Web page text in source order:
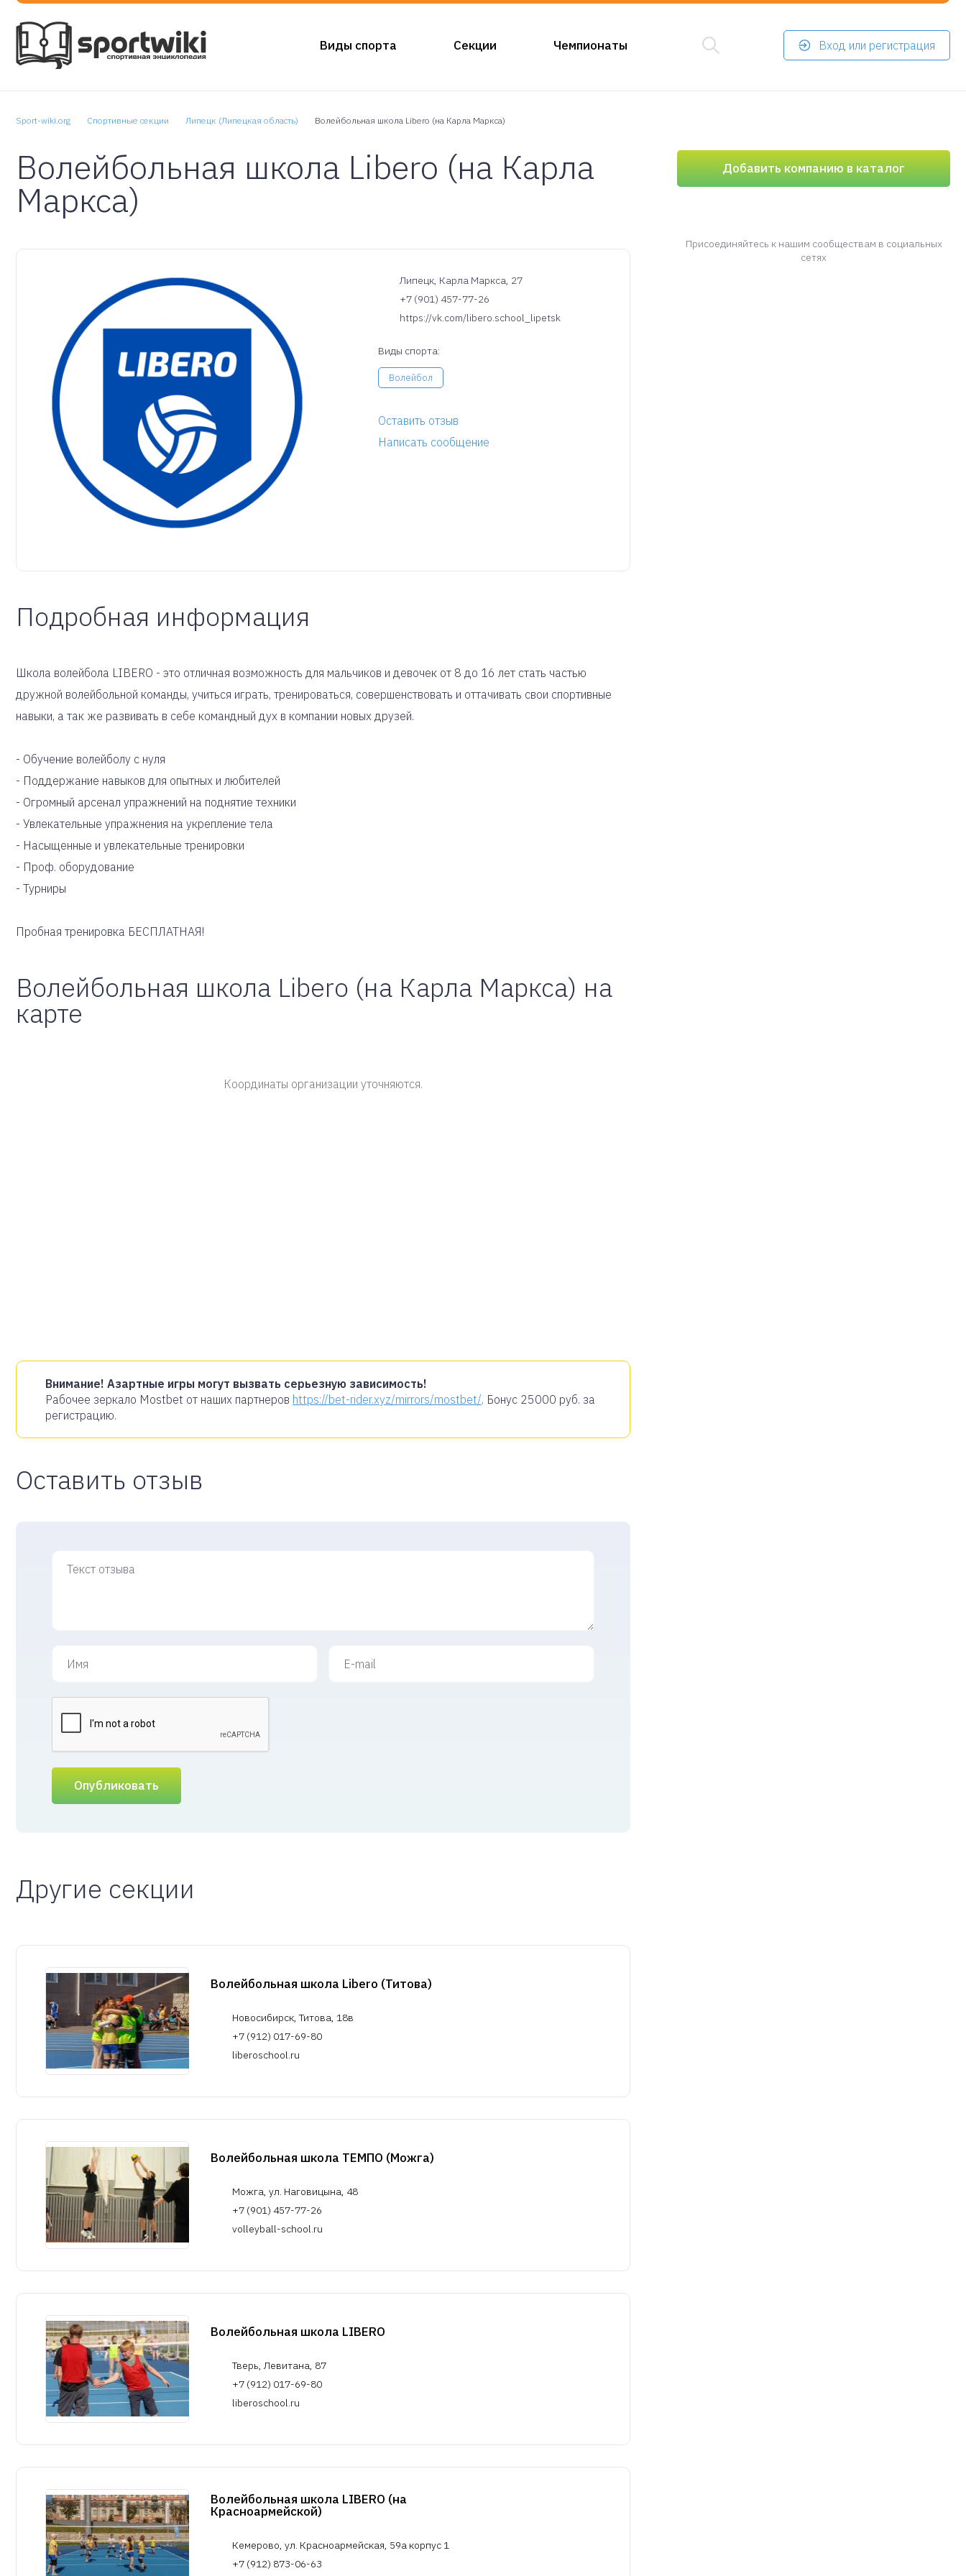
Виды спорта Секции Чемпионаты Вход или регистрация
Sport-wiki.org Спортивные секции Липецк (Липецкая область) Волейбольная школа Libero (на Карла Маркса)
Волейбольная школа Libero (на Карла
Маркса)
Липецк, Карла Маркса, 27
+7 (901) 457-77-26
https://vk.com/libero.school_lipetsk
Виды спорта:
Волейбол
Оставить отзыв
Написать сообщение
Подробная информация
Школа волейбола LIBERO - это отличная возможность для мальчиков и девочек от 8 до 16 лет стать частью
дружной волейбольной команды, учиться играть, тренироваться, совершенствовать и оттачивать свои спортивные
навыки, а так же развивать в себе командный дух в компании новых друзей.
- Обучение волейболу c нуля
- Поддержание навыков для опытных и любителей
- Огромный арсенал упражнений на поднятие техники
- Увлекательные упражнения на укрепление тела
- Насыщенные и увлекательные тренировки
- Проф. оборудование
- Турниры
Пробная тренировка БЕСПЛАТНАЯ!
Волейбольная школа Libero (на Карла Маркса) на
карте
Координаты организации уточняются.
Внимание! Азартные игры могут вызвать серьезную зависимость!
Рабочее зеркало Mostbet от наших партнеров https://bet-rider.xyz/mirrors/mostbet/. Бонус 25000 руб. за
регистрацию.
Оставить отзыв
Опубликовать
Другие секции
Волейбольная школа Libero (Титова)
Новосибирск, Титова, 18в
+7 (912) 017-69-80
liberoschool.ru
Волейбольная школа ТЕМПО (Можга)
Можга, ул. Наговицына, 48
+7 (901) 457-77-26
volleyball-school.ru
Волейбольная школа LIBERO
Тверь, Левитана, 87
+7 (912) 017-69-80
liberoschool.ru
Волейбольная школа LIBERO (на
Красноармейской)
Кемерово, ул. Красноармейская, 59а корпус 1
+7 (912) 873-06-63
Добавить компанию в каталог
Присоединяйтесь к нашим сообществам в социальных
сетях